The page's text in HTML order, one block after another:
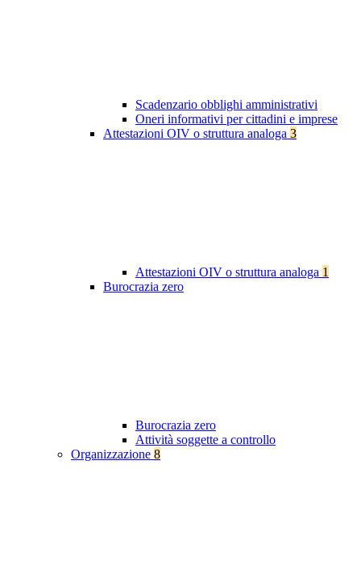
Scadenzario obblighi amministrativi
Oneri informativi per cittadini e imprese
Attestazioni OIV o struttura analoga 3
Attestazioni OIV o struttura analoga 1
Burocrazia zero
Burocrazia zero
Attività soggette a controllo
Organizzazione 8